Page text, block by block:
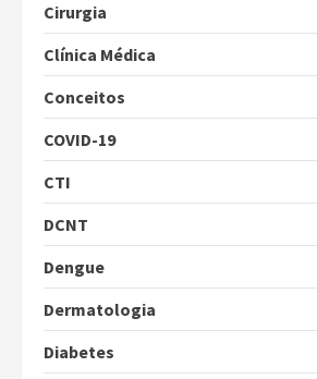
Cirurgia
Clínica Médica
Conceitos
COVID-19
CTI
DCNT
Dengue
Dermatologia
Diabetes